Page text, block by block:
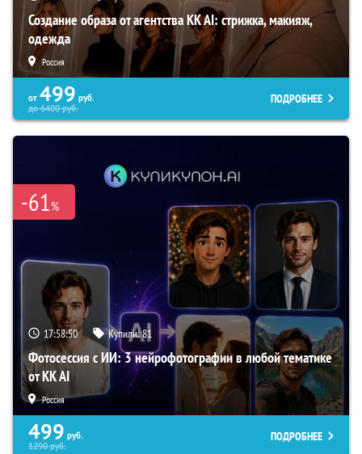
Создание образа от агентства KK AI: стрижка, макияж,
одежда
Россия
от 499 руб.
до6400руб.
ПОДРОБНЕЕ
-61%
17:58:49 Купили:81
Фотосессия с ИИ: 3 нейрофотографии в любой тематике
от KK AI
Россия
499 руб.
1290руб.
ПОДРОБНЕЕ